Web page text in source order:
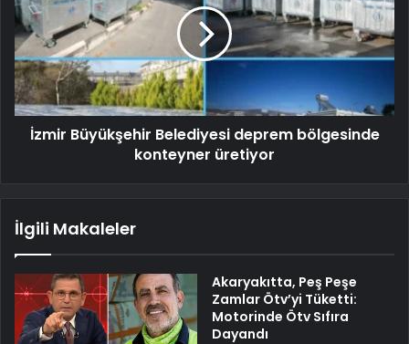
İzmir Büyükşehir Belediyesi deprem bölgesinde
konteyner üretiyor
İlgili Makaleler
Akaryakıtta, Peş Peşe
Zamlar Ötv’yi Tüketti:
Motorinde Ötv Sıfıra
Dayandı